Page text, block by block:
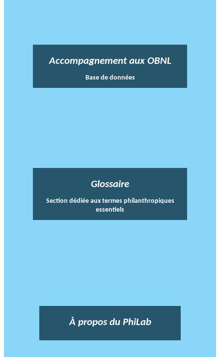
Accompagnement aux OBNL
Base de données
Glossaire
Section dédiée aux termes philanthropiques
essentiels
À propos du PhiLab